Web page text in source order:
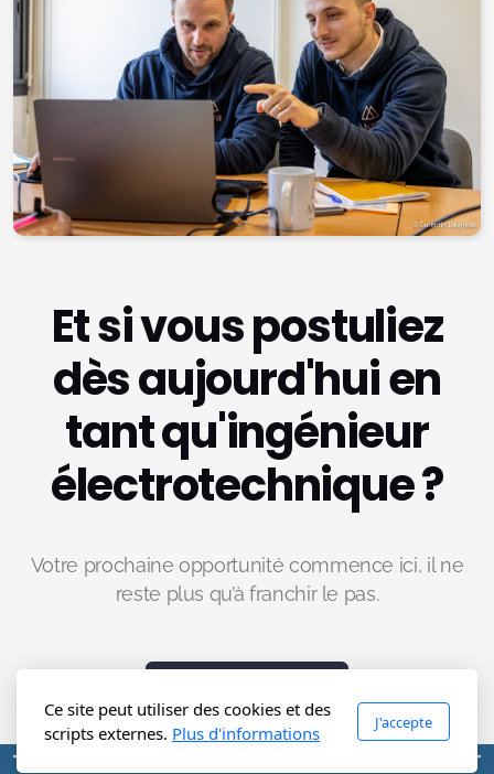
Et si vous postuliez
dès aujourd'hui en
tant qu'ingénieur
électrotechnique?
Votre prochaine opportunité commence ici, il ne
reste plus qu’à franchir le pas.
Postulez ici !
Ce site peut utiliser des cookies et des
scripts externes. Plus d'informations
J'accepte